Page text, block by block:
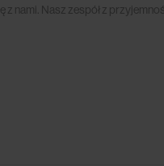
Nasz zespół z